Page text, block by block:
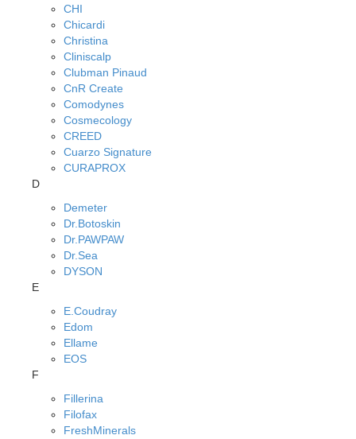
CHI
Chicardi
Christina
Cliniscalp
Clubman Pinaud
CnR Create
Comodynes
Cosmecology
CREED
Cuarzo Signature
CURAPROX
D
Demeter
Dr.Botoskin
Dr.PAWPAW
Dr.Sea
DYSON
E
E.Coudray
Edom
Ellame
EOS
F
Fillerina
Filofax
FreshMinerals